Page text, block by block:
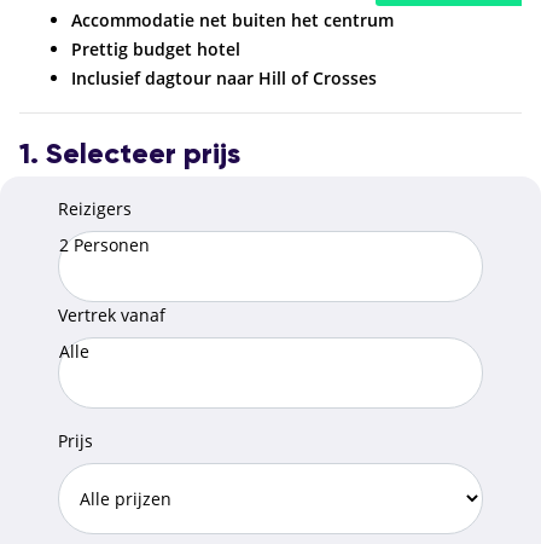
Accommodatie net buiten het centrum
Prettig budget hotel
Inclusief dagtour naar Hill of Crosses
1. Selecteer prijs
Reizigers
2 Personen
Vertrek vanaf
Alle
Prijs